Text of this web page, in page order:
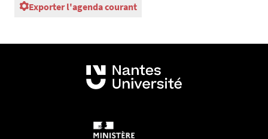
Exporter l'agenda courant